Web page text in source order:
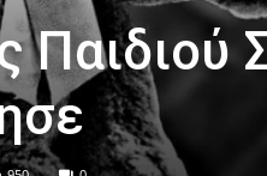
Παιδιού